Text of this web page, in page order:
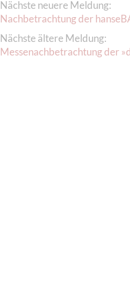
Nächste neuere Meldung:
Nachbetrachtung der
Nächste ältere Meldung:
Messenachbetrachtung der